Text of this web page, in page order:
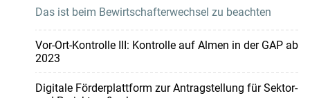
Das ist beim Bewirtschafterwechsel zu beachten
Vor-Ort-Kontrolle III: Kontrolle auf Almen in der GAP ab
2023
Digitale Förderplattform zur Antragstellung für Sektor-